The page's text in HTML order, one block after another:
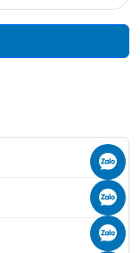
-20 °C
110 °C
91 mm
91,3 mm
0 mm
131,5 mm